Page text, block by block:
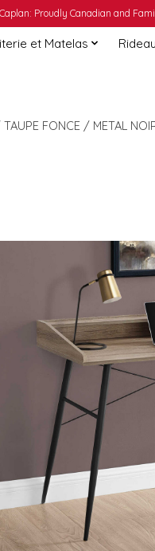
Proudly Canadian and
et Matelas
FONCE / METAL